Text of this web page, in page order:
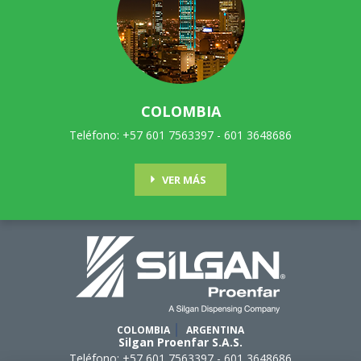
Farmacéutica,
Cosmética y de
Cuidado Personal.
Desarrollamos e
innovamos cada día,
mejores soluciones
en empaques de
calidad con el
COLOMBIA
Teléfono: +57 601 7563397 - 601 3648686
VER MÁS
Silgan Proenfar S.A.S.
Teléfono: +57 601 7563397 - 601 3648686
COLOMBIA ARGENTINA